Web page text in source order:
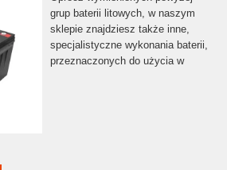
grup baterii litowych, w naszym
sklepie znajdziesz także inne,
specjalistyczne wykonania baterii,
przeznaczonych do użycia w